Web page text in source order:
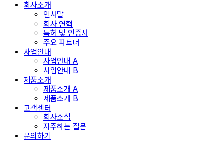
회사소개
인사말
회사 연혁
특허 및 인증서
주요 파트너
사업안내
사업안내 A
사업안내 B
제품소개
제품소개 A
제품소개 B
고객센터
회사소식
자주하는 질문
문의하기